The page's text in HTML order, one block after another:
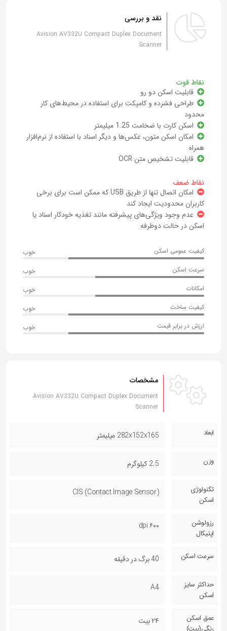
نقد و بررسی
Avision AV332U Compact Duplex Document
Scanner
نقاط قوت
قابلیت اسکن دو رو
طراحی فشرده و کامپکت برای استفاده در محیط‌های کار
محدود
اسکن کارت با ضخامت 1.25 میلیمتر
امکان اسکن متون، عکس‌ها و دیگر اسناد با استفاده از نرم‌افزار
همراه
قابلیت تشخیص متن OCR
نقاط ضعف
امکان اتصال تنها از طریق USB که ممکن است برای برخی
کاربران محدودیت ایجاد کند
عدم وجود ویژگی‌های پیشرفته مانند تغذیه خودکار اسناد یا
اسکن در حالت دوطرفه
کیفیت عمومی اسکن
خوب
سرعت اسکن
خوب
امکانات
خوب
کیفیت ساخت
خوب
ارزش در برابر قیمت
خوب
مشخصات
Avision AV332U Compact Duplex Document
Scanner
ابعاد 282x152x165 میلیمتر
وزن 2.5 کیلوگرم
تکنولوژی
اسکن
CIS (Contact Image Sensor)
رزولوشن
اپتیکال
۶۰۰ dpi
سرعت اسکن 40 برگ در دقیقه
حداکثر سایز
اسکن
A4
عمق اسکن
رنگی(بیت)
۲۴ بیت